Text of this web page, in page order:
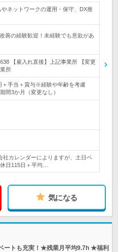
ネットワークの運用・保守、DX推
善の経験歓迎！未経験でも意欲があ
【雇入れ直後】上記事業所 【変更
所
＋手当＋賞与※経験や年齢を考慮
間3か月（変更なし）
社カレンダーによりますが、土日ベ
日115日＋平均…
気になる
ートも充実！★残業月平均9.7h ★福利